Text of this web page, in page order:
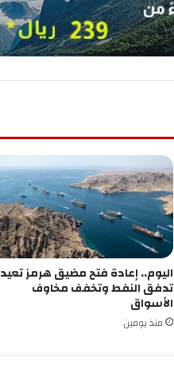
اليوم.. إعادة فتح مضيق هرمز تعيد
تدفق النفط وتخفف مخاوف
الأسواق
منذ يومين